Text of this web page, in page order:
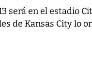
será en el estadio
de Kansas City lo